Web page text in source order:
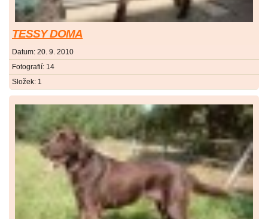
TESSY DOMA
Datum: 20. 9. 2010
Fotografií: 14
Složek: 1